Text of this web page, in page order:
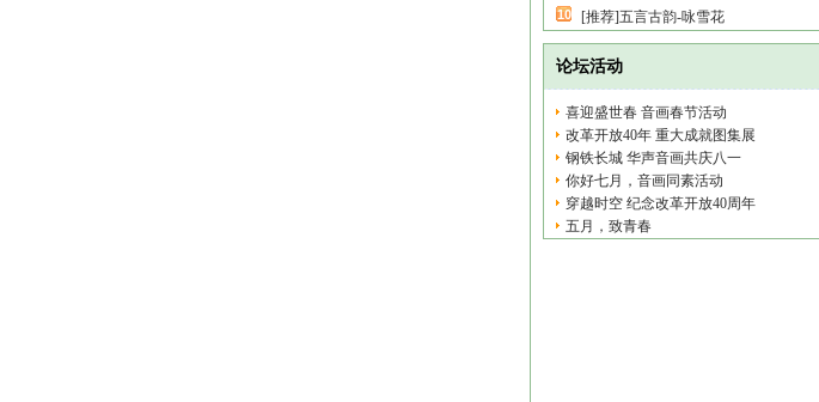
10 [推荐]五言古韵-咏雪花
论坛活动
喜迎盛世春 音画春节活动
改革开放40年 重大成就图集展
钢铁长城 华声音画共庆八一
你好七月，音画同素活动
穿越时空 纪念改革开放40周年
五月，致青春